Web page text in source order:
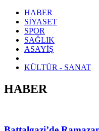
HABER
SİYASET
SPOR
SAĞLIK
ASAYİŞ
KÜLTÜR - SANAT
HABER